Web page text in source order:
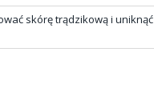
skórę trądzikową i uniknąć